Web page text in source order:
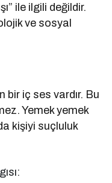
ile ilgili değildir.
ve sosyal
bir iç ses vardır. Bu
Yemek yemek
kişiyi suçluluk